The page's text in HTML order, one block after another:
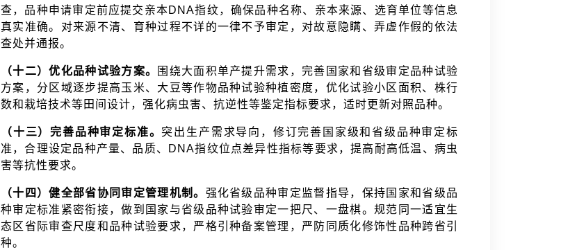
查，品种申请审定前应提交亲本DNA指纹，确保品种名称、亲本来源、选育单位等信息
真实准确。对来源不清、育种过程不详的一律不予审定，对故意隐瞒、弄虚作假的依法
查处并通报。
（十二）优化品种试验方案。
围绕大面积单产提升需求，完善国家和省级审定品种试验
方案，分区域逐步提高玉米、大豆等作物品种试验种植密度，优化试验小区面积、株行
数和栽培技术等田间设计，强化病虫害、抗逆性等鉴定指标要求，适时更新对照品种。
（十三）完善品种审定标准。突出生产需求导向，修订完善国家级和省级品种审定标
准，合理设定品种产量、品质、DNA指纹位点差异性指标等要求，提高耐高低温、病虫
害等抗性要求。
（十四）健全部省协同审定管理机制。 强化省级品种审定监督指导，保持国家和省级品
种审定标准紧密衔接，做到国家与省级品种试验审定一把尺、一盘棋。规范同一适宜生
态区省际审查尺度和品种试验要求，严格引种备案管理，严防同质化修饰性品种跨省引
种。